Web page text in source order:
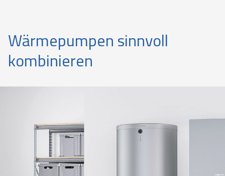
Wärmepumpen sinnvoll
kombinieren